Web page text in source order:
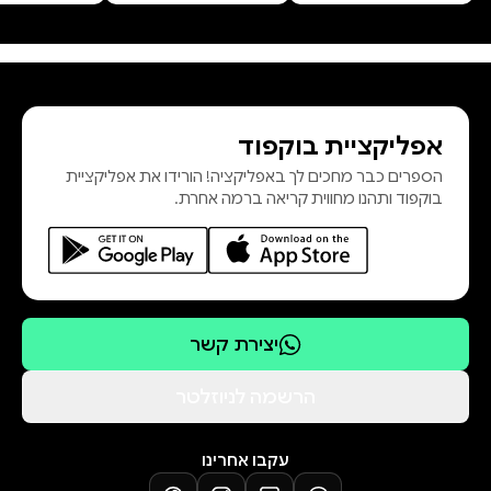
אפליקציית בוקפוד
הספרים כבר מחכים לך באפליקציה! הורידו את אפליקציית
בוקפוד ותהנו מחווית קריאה ברמה אחרת.
יצירת קשר
עקבו אחרינו